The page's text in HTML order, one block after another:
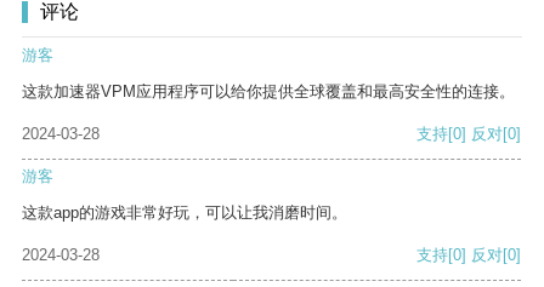
评论
游客
这款加速器VPM应用程序可以给你提供全球覆盖和最高安全性的连接。
2024-03-28 支持[0] 反对[0]
游客
这款app的游戏非常好玩，可以让我消磨时间。
2024-03-28 支持[0] 反对[0]